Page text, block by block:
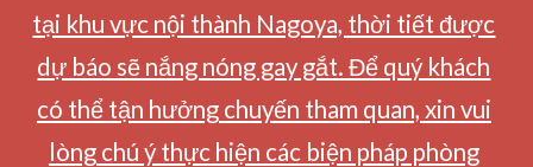
tại khu vực nội thành Nagoya, thời tiết được
dự báo sẽ nắng nóng gay gắt. Để quý khách
có thể tận hưởng chuyến tham quan, xin vui
lòng chú ý thực hiện các biện pháp phòng